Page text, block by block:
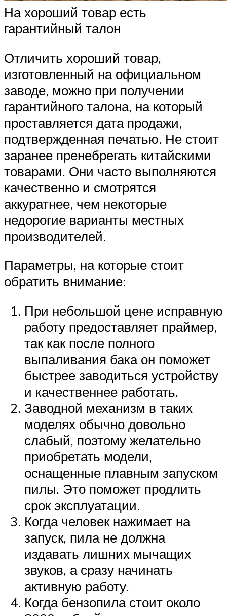
На хороший товар есть
гарантийный талон
Отличить хороший товар,
изготовленный на официальном
заводе, можно при получении
гарантийного талона, на который
проставляется дата продажи,
подтвержденная печатью. Не стоит
заранее пренебрегать китайскими
товарами. Они часто выполняются
качественно и смотрятся
аккуратнее, чем некоторые
недорогие варианты местных
производителей.
Параметры, на которые стоит
обратить внимание:
При небольшой цене исправную
работу предоставляет праймер,
так как после полного
выпаливания бака он поможет
быстрее заводиться устройству
и качественнее работать.
Заводной механизм в таких
моделях обычно довольно
слабый, поэтому желательно
приобретать модели,
оснащенные плавным запуском
пилы. Это поможет продлить
срок эксплуатации.
Когда человек нажимает на
запуск, пила не должна
издавать лишних мычащих
звуков, а сразу начинать
активную работу.
Когда бензопила стоит около